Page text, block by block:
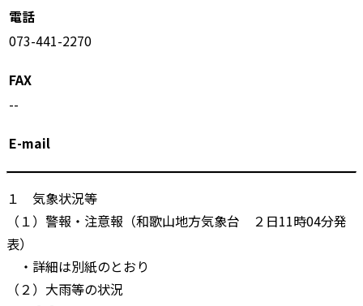
電話
073-441-2270
FAX
--
E-mail
１ 気象状況等
（１）警報・注意報（和歌山地方気象台 ２日11時04分発
表）
・詳細は別紙のとおり
（２）大雨等の状況